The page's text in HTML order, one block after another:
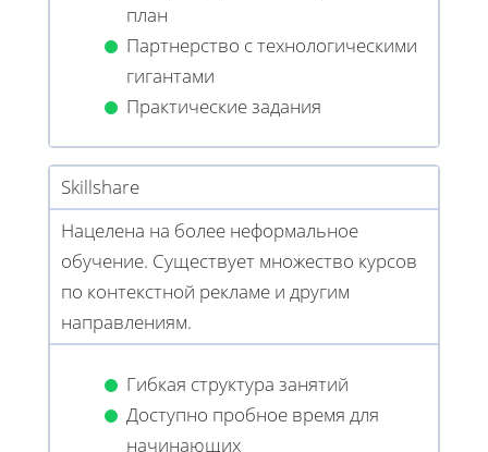
план
Партнерство с технологическими
гигантами
Практические задания
Skillshare
Нацелена на более неформальное
обучение. Существует множество курсов
по контекстной рекламе и другим
направлениям.
Гибкая структура занятий
Доступно пробное время для
начинающих